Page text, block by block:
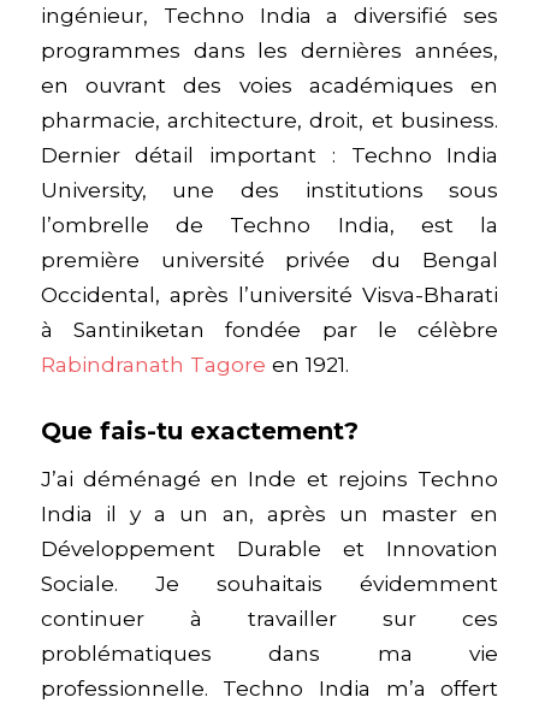
ingénieur, Techno India a diversifié ses
programmes dans les dernières années,
en ouvrant des voies académiques en
pharmacie, architecture, droit, et business.
Dernier détail important : Techno India
University, une des institutions sous
l’ombrelle de Techno India, est la
première université privée du Bengal
Occidental, après l’université Visva-Bharati
à Santiniketan fondée par le célèbre
Rabindranath Tagore en 1921.
Que fais-tu exactement?
J’ai déménagé en Inde et rejoins Techno
India il y a un an, après un master en
Développement Durable et Innovation
Sociale. Je souhaitais évidemment
continuer à travailler sur ces
problématiques dans ma vie
professionnelle. Techno India m’a offert